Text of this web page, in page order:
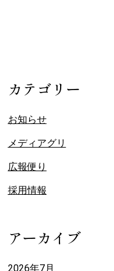
カテゴリー
お知らせ
メディアグリ
広報便り
採用情報
アーカイブ
2026年7月